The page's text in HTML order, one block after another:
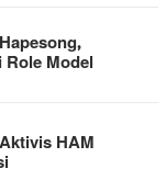
Model
HAM